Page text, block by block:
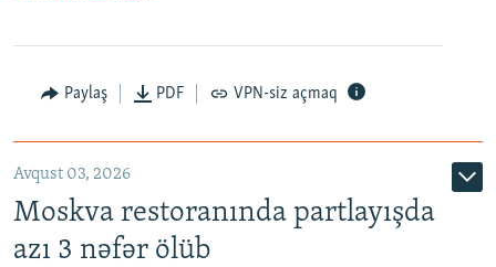
Paylaş PDF VPN-siz açmaq
Avqust 03, 2026
Moskva restoranında partlayışda
azı 3 nəfər ölüb